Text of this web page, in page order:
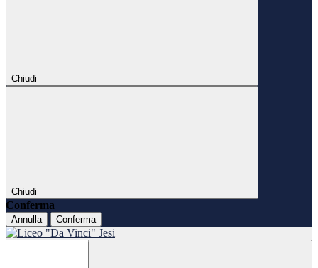
Chiudi
Chiudi
Conferma
Annulla Conferma